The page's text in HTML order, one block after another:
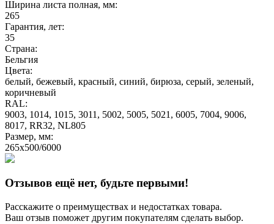
Ширина листа полная, мм:
265
Гарантия, лет:
35
Страна:
Бельгия
Цвета:
белый, бежевый, красный, синий, бирюза, серый, зеленый,
коричневый
RAL:
9003, 1014, 1015, 3011, 5002, 5005, 5021, 6005, 7004, 9006,
8017, RR32, NL805
Размер, мм:
265x500/6000
Отзывов ещё нет, будьте первыми!
Расскажите о преимуществах и недостатках товара.
Ваш отзыв поможет другим покупателям сделать выбор.